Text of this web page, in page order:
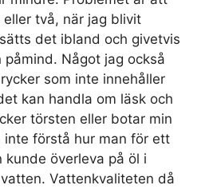
två, när jag blivit
det ibland och givetvis
påmind. Något jag också
som inte innehåller
kan handla om läsk och
törsten eller botar min
förstå hur man för ett
kunde överleva på öl i
Vattenkvaliteten då